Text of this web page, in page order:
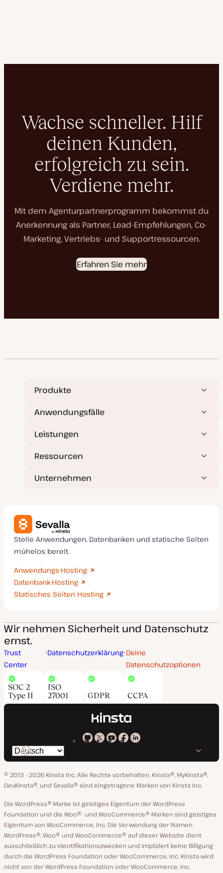
Wachse schneller. Hilf
deinen Kunden,
erfolgreich zu sein.
Verdiene mehr.
Mit dem Agenturpartnerprogramm bekommst du
Anerkennung als Partner, Lead-Empfehlungen, Co-
Marketing, Vertriebs- und Supportressourcen.
Erfahren Sie mehr
Produkte
Anwendungsfälle
Leistungen
Ressourcen
Unternehmen
Stelle Anwendungen, Datenbanken und statische Seiten
mühelos bereit.
Anwendungs-Hosting
Datenbank-Hosting
Statisches Seiten Hosting
Wir nehmen Sicherheit und Datenschutz
ernst.
Trust
Center
Datenschutzerklärung Deine
Datenschutzoptionen
SOC 2
Type II
ISO
27001
GDPR CCPA
Kinsta
GitHub
Kinsta
X
Kinsta
YouTube
Kinsta
Facebook
Kinsta
LinkedIn
Spräche
ändern
© 2013 - 2026 Kinsta Inc. Alle Rechte vorbehalten. Kinsta®, MyKinsta®,
DevKinsta®, und Sevalla® sind eingetragene Marken von Kinsta Inc.
Die WordPress®-Marke ist geistiges Eigentum der WordPress
Foundation und die Woo®- und WooCommerce®-Marken sind geistiges
Eigentum von WooCommerce, Inc. Die Verwendung der Namen
WordPress®, Woo® und WooCommerce® auf dieser Website dient
ausschließlich zu Identifikationszwecken und impliziert keine Billigung
durch die WordPress Foundation oder WooCommerce, Inc. Kinsta wird
nicht von der WordPress Foundation oder WooCommerce, Inc.